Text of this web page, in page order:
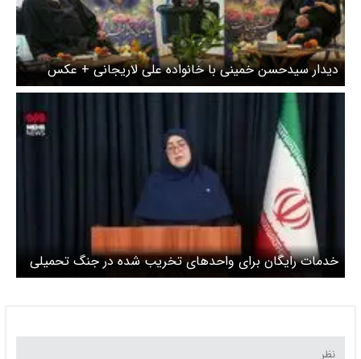
دیدار سیدحسن خمینی با خانواده علی لاریجانی + عکس
خدمات رایگان برای واحدهای تخریب شده در جنگ تحمیلی
سوم